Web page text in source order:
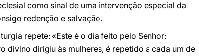
como sinal de uma intervenção especial da
redenção e salvação.
repete: «Este é o dia feito pelo Senhor:
divino dirigiu às mulheres, é repetido a cada um de